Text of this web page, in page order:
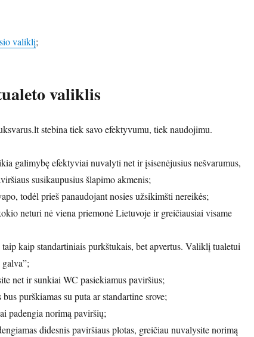
valiklį;
valiklis
stebina tiek savo efektyvumu, tiek naudojimu.
galimybę efektyviai nuvalyti net ir įsisenėjusius nešvarumus,
susikaupusius šlapimo akmenis;
todėl prieš panaudojant nosies užsikimšti nereikės;
neturi nė viena priemonė Lietuvoje ir greičiausiai visame
kaip standartiniais purkštukais, bet apvertus. Valiklį tualetui
net ir sunkiai WC pasiekiamus paviršius;
purškiamas su puta ar standartine srove;
padengia norimą paviršių;
didesnis paviršiaus plotas, greičiau nuvalysite norimą